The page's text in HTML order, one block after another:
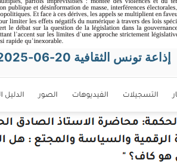
إذاعة تونس الثقافية 20-06-2025